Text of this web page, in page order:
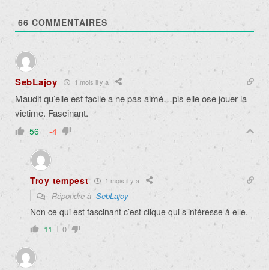
66 COMMENTAIRES
SebLajoy 1 mois il y a
Maudit qu’elle est facile a ne pas aimé…pis elle ose jouer la
victime. Fascinant.
56 -4
Troy tempest 1 mois il y a
Répondre à SebLajoy
Non ce qui est fascinant c’est clique qui s’intéresse à elle.
11 0